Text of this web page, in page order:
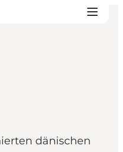
dänischen